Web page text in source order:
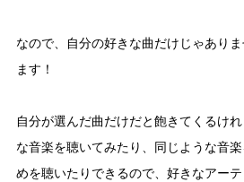
なので、自分の好きな曲だけじゃあり
ます！
自分が選んだ曲だけだと飽きてくるけ
な音楽を聴いてみたり、同じような音
めを聴いたりできるので、好きなアー